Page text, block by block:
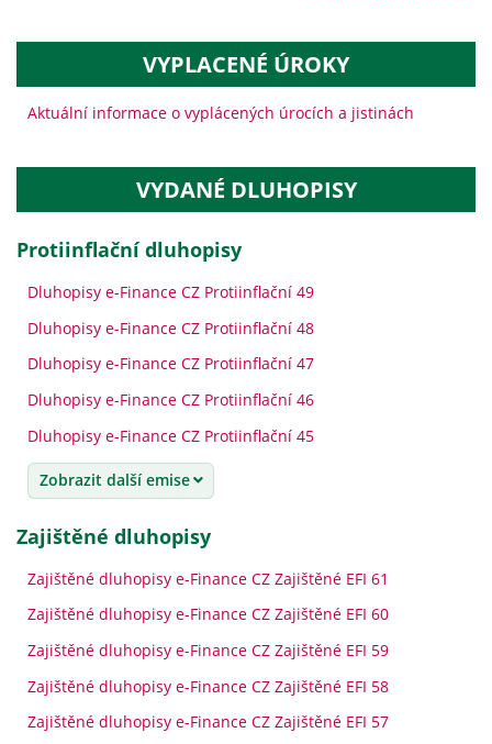
VYPLACENÉ ÚROKY
Aktuální informace o vyplácených úrocích a jistinách
VYDANÉ DLUHOPISY
protiinflační dluhopisy
Dluhopisy e-Finance CZ Protiinflační 49
Dluhopisy e-Finance CZ Protiinflační 48
Dluhopisy e-Finance CZ Protiinflační 47
Dluhopisy e-Finance CZ Protiinflační 46
Dluhopisy e-Finance CZ Protiinflační 45
Zobrazit další emise
zajištěné dluhopisy
Zajištěné dluhopisy e-Finance CZ Zajištěné EFI 61
Zajištěné dluhopisy e-Finance CZ Zajištěné EFI 60
Zajištěné dluhopisy e-Finance CZ Zajištěné EFI 59
Zajištěné dluhopisy e-Finance CZ Zajištěné EFI 58
Zajištěné dluhopisy e-Finance CZ Zajištěné EFI 57